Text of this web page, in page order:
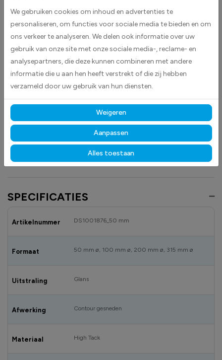
voorraadbeheer. De witte kleur zorgt voor een duidelijke en contrastrijke
markering, waardoor producten en secties snel te identificeren zijn.
Deze stickers zijn geschikt voor diverse toepassingen en helpen
medewerkers om efficiënt te werken en fouten bij het orderpicken of
opslaan te verminderen. Plak eenvoudig de sticker op de vloer, op of in
de stelling.
Gemaakt van hoogwaardige high-tack folie, hechten deze
stickers betrouwbaar op vrijwel elk oppervlak.Dankzij de
duurzame materialen blijven ze langdurig zichtbaar en goed leesbaar,
zowel binnen als buiten, bestand tegen licht, vocht en dagelijks gebruik.
Ontdek ook onze anderemagazijn- enveiligheidstickersom uw
opslagruimtes overzichtelijk en professioneel te markeren.
SPECIFICATIES
Artikelnummer DS1001876_50 mm
Formaat 50 mm ø, 100 mm ø, 200 mm ø, 315 mm ø
Uitstraling Glans
Afwerking Contour gesneden
Materiaal High Tack
We gebruiken cookies om inhoud en advertenties te
personaliseren, om functies voor sociale media te bieden en om
ons verkeer te analyseren. We delen ook informatie over uw
gebruik van onze site met onze sociale media-, reclame- en
analysepartners, die deze kunnen combineren met andere
informatie die u aan hen heeft verstrekt of die zij hebben
verzameld door uw gebruik van hun diensten.
Weigeren
Aanpassen
Alles toestaan